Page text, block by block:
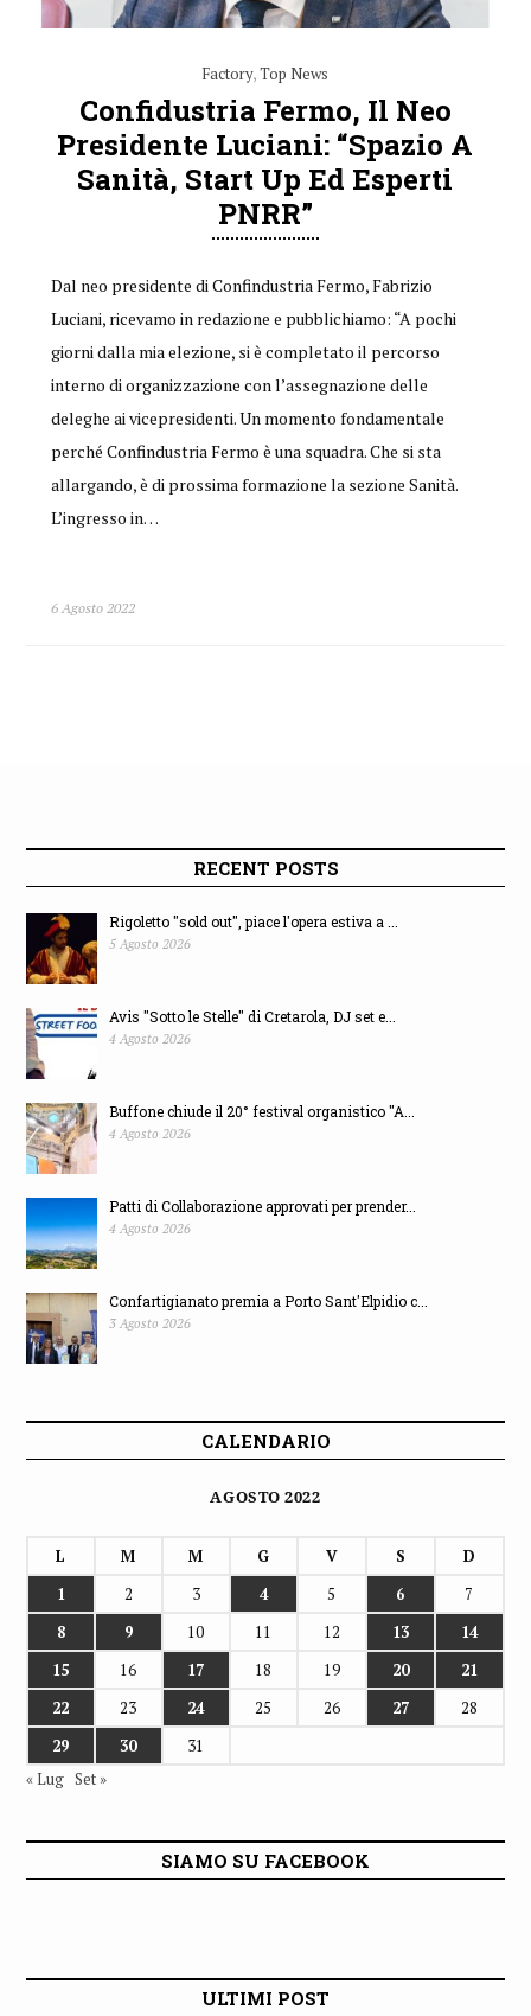
Factory,Top News
Confidustria Fermo, Il Neo
Presidente Luciani: “Spazio A
Sanità, Start Up Ed Esperti
PNRR”
Dal neo presidente di Confindustria Fermo, Fabrizio
Luciani, ricevamo in redazione e pubblichiamo: “A pochi
giorni dalla mia elezione, si è completato il percorso
interno di organizzazione con l’assegnazione delle
deleghe ai vicepresidenti. Un momento fondamentale
perché Confindustria Fermo è una squadra. Che si sta
allargando, è di prossima formazione la sezione Sanità.
L’ingresso in…
6 Agosto 2022
RECENT POSTS
Rigoletto "sold out", piace l'opera estiva a ...
5 Agosto 2026
Avis "Sotto le Stelle" di Cretarola, DJ set e...
4 Agosto 2026
Buffone chiude il 20° festival organistico "A...
4 Agosto 2026
Patti di Collaborazione approvati per prender...
4 Agosto 2026
Confartigianato premia a Porto Sant'Elpidio c...
3 Agosto 2026
CALENDARIO
AGOSTO 2022
L M M G V S
D
1
2 3 4 5 6
7
8
9 10 11 12 13
14
15
16 17 18 19 20
21
22
23 24 25 26 27
28
29
30
31
« Lug Set »
SIAMO SU FACEBOOK
ULTIMI POST